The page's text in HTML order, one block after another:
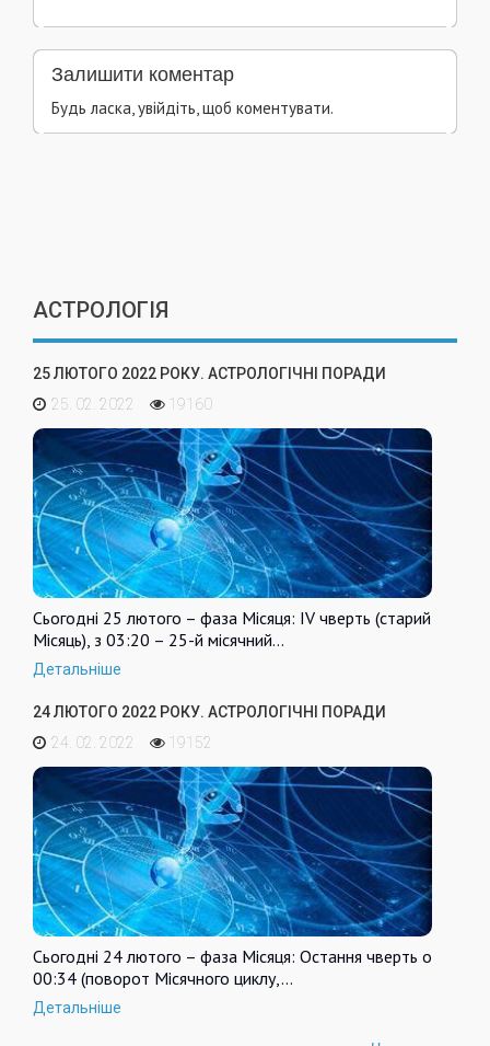
Залишити коментар
Будь ласка, увійдіть, щоб коментувати.
АСТРОЛОГІЯ
25 ЛЮТОГО 2022 РОКУ. АСТРОЛОГІЧНІ ПОРАДИ
25. 02. 2022
19160
Сьогодні 25 лютого – фаза Місяця: IV чверть (старий
Місяць), з 03:20 – 25-й місячний…
Детальніше
24 ЛЮТОГО 2022 РОКУ. АСТРОЛОГІЧНІ ПОРАДИ
24. 02. 2022
19152
Сьогодні 24 лютого – фаза Місяця: Остання чверть о
00:34 (поворот Місячного циклу,…
Детальніше